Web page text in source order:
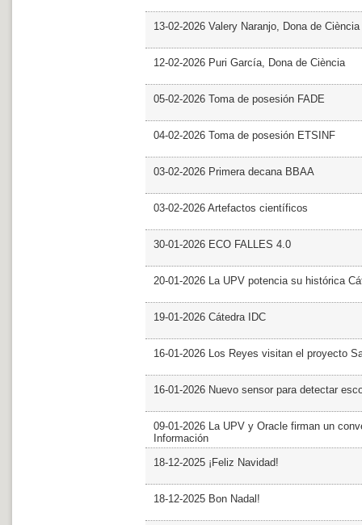
13-02-2026 Valery Naranjo, Dona de Ciència
12-02-2026 Puri García, Dona de Ciència
05-02-2026 Toma de posesión FADE
04-02-2026 Toma de posesión ETSINF
03-02-2026 Primera decana BBAA
03-02-2026 Artefactos científicos
30-01-2026 ECO FALLES 4.0
20-01-2026 La UPV potencia su histórica
19-01-2026 Cátedra IDC
16-01-2026 Los Reyes visitan el proyecto
16-01-2026 Nuevo sensor para detectar
09-01-2026 La UPV y Oracle firman un
Información
18-12-2025 ¡Feliz Navidad!
18-12-2025 Bon Nadal!